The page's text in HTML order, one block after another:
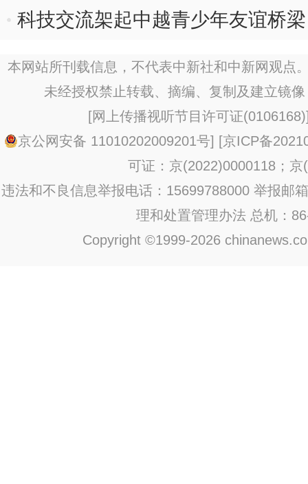
科技交流架起中越青少年友谊桥梁
本网站所刊载信息，不代表中新社和中新网观点
未经授权禁止转载、摘编、复制及建立镜
[网上传播视听节目许可证(0106168)
京公网安备 11010202009201号] [京ICP备
可证：京(2022)0000118；京
违法和不良信息举报电话：15699788000 举报邮
理和处置管理办法 总机：
Copyright ©1999-2026